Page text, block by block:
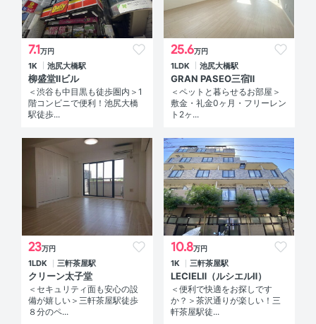
7.1万円
1K 池尻大橋駅
柳盛堂Ⅱビル
＜渋谷も中目黒も徒歩圏内＞1
階コンビニで便利！池尻大橋
駅徒歩...
25.6万円
1LDK 池尻大橋駅
GRAN PASEO三宿Ⅱ
＜ペットと暮らせるお部屋＞
敷金・礼金0ヶ月・フリーレン
ト2ヶ...
23万円
1LDK 三軒茶屋駅
クリーン太子堂
＜セキュリティ面も安心の設
備が嬉しい＞三軒茶屋駅徒歩
８分のペ...
10.8万円
1K 三軒茶屋駅
LECIELⅡ（ルシエルⅡ）
＜便利で快適をお探しです
か？＞茶沢通りが楽しい！三
軒茶屋駅徒...